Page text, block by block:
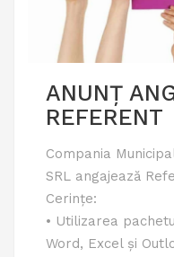
ANUNȚ
REFERENT
Compania
SRL angajează
Cerințe:
• Utilizarea
Word, Excel și